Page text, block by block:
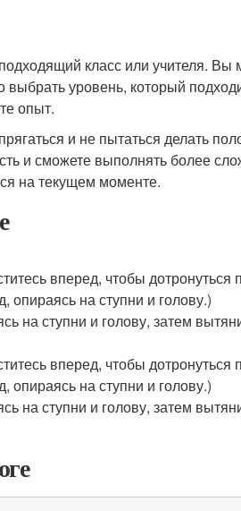
класс или учителя. Вы
уровень, который
опыт.
и не пытаться делать
и сможете выполнять более
на текущем моменте.
вперед, чтобы дотронуться
опираясь на ступни и голову.)
на ступни и голову, затем
вперед, чтобы дотронуться
опираясь на ступни и голову.)
на ступни и голову, затем